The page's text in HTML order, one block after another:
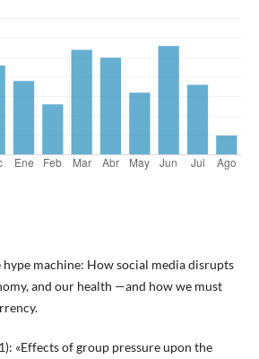
hype machine: How social media disrupts
and our health —and how we must
«Effects of group pressure upon the